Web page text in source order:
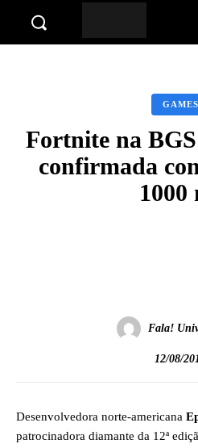
GAMES
Fortnite na
confirmada
1000
Fala!
12/08/
Desenvolvedora norte-americana
patrocinadora diamante da 12ª